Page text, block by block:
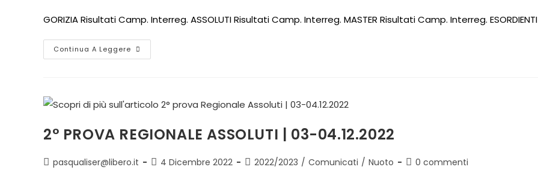
GORIZIA Risultati Camp. Interreg. ASSOLUTI Risultati Camp. Interreg. MASTER Risultati Camp. Interreg. ESORDIENTI
Continua A Leggere
2° PROVA REGIONALE ASSOLUTI | 03-04.12.2022
pasqualiser@libero.it 4 Dicembre 2022 2022/2023 / Comunicati / Nuoto 0 commenti